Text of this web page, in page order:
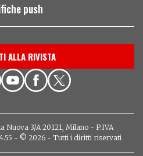
push
ALLA RIVISTA
Nuova 3/A 20121, Milano - P.IVA
- © 2026 - Tutti i diritti riservati